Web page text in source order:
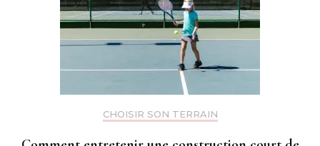
CHOISIR SON TERRAIN